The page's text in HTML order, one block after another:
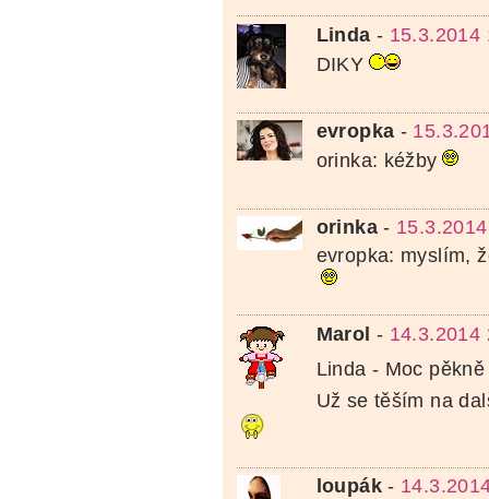
Linda - 15.3.2014
DIKY
evropka -
orinka: kéžby
orinka-
evropka: myslím,
Marol - 14.3.2014
Linda - Moc
Už se těším na
loupák-